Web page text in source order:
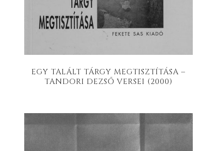
EGY TALÁLT TÁRGY MEGTISZTÍTÁSA –
TANDORI DEZSŐ VERSEI (2000)